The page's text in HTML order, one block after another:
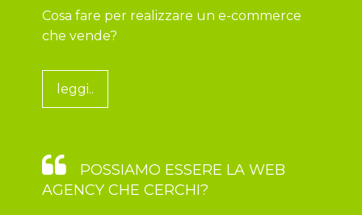
Cosa fare per realizzare un e-commerce
che vende?
leggi..
POSSIAMO ESSERE LA WEB
AGENCY CHE CERCHI?